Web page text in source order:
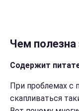
Чем полезна
Содержит
При проблемах с
скапливаться